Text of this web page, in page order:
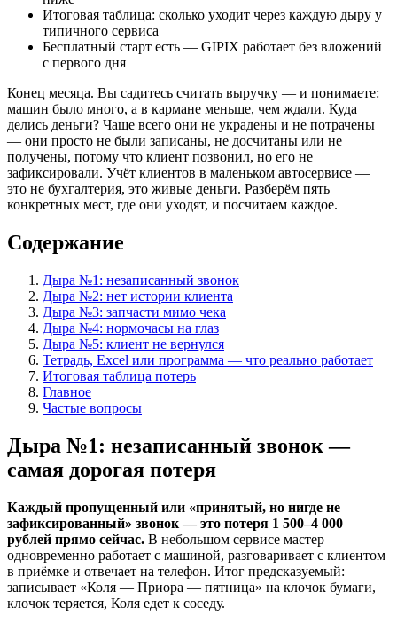
Итоговая таблица: сколько уходит через каждую дыру у
типичного сервиса
Бесплатный старт есть — GIPIX работает без вложений
с первого дня
Конец месяца. Вы садитесь считать выручку — и понимаете:
машин было много, а в кармане меньше, чем ждали. Куда
делись деньги? Чаще всего они не украдены и не потрачены
— они просто не были записаны, не досчитаны или не
получены, потому что клиент позвонил, но его не
зафиксировали. Учёт клиентов в маленьком автосервисе —
это не бухгалтерия, это живые деньги. Разберём пять
конкретных мест, где они уходят, и посчитаем каждое.
Содержание
Дыра №1: незаписанный звонок
Дыра №2: нет истории клиента
Дыра №3: запчасти мимо чека
Дыра №4: нормочасы на глаз
Дыра №5: клиент не вернулся
Тетрадь, Excel или программа — что реально работает
Итоговая таблица потерь
Главное
Частые вопросы
Дыра №1: незаписанный звонок —
самая дорогая потеря
Каждый пропущенный или «принятый, но нигде не
зафиксированный» звонок — это потеря 1 500–4 000
рублей прямо сейчас. В небольшом сервисе мастер
одновременно работает с машиной, разговаривает с клиентом
в приёмке и отвечает на телефон. Итог предсказуемый:
записывает «Коля — Приора — пятница» на клочок бумаги,
клочок теряется, Коля едет к соседу.